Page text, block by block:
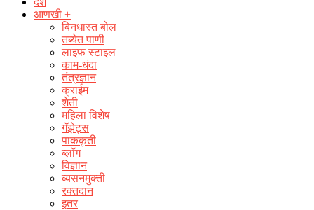
आणखी +
बिनधास्त बोल
तब्येत पाणी
लाइफ स्टाइल
काम-धंदा
तंत्रज्ञान
क्राईम
शेती
महिला विशेष
गॅझेट्स
पाककृती
ब्लॉग
विज्ञान
व्यसनमुक्ती
रक्‍तदान
इतर